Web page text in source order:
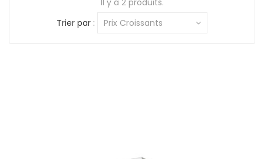
Il y a 2 produits.
Trier par :
Prix Croissants